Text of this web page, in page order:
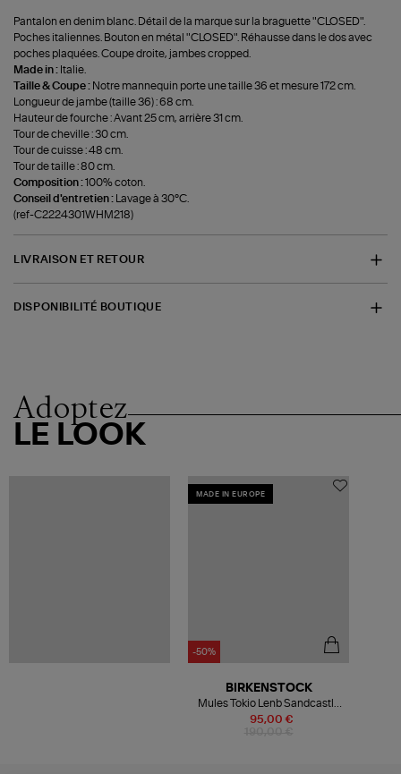
Pantalon en denim blanc. Détail de la marque sur la braguette "CLOSED".
Poches italiennes. Bouton en métal "CLOSED". Réhausse dans le dos avec
poches plaquées. Coupe droite, jambes cropped.
Made in : Italie.
Taille & Coupe : Notre mannequin porte une taille 36 et mesure 172 cm.
Longueur de jambe (taille 36) : 68 cm.
Hauteur de fourche : Avant 25 cm, arrière 31 cm.
Tour de cheville : 30 cm.
Tour de cuisse : 48 cm.
Tour de taille : 80 cm.
Composition :100% coton.
Conseil d'entretien :
Lavage à 30°C.
(ref-C2224301WHM218)
LIVRAISON ET RETOUR
DISPONIBILITÉ BOUTIQUE
Adoptez
LE LOOK
MADE IN EUROPE
-50%
95,00 €
BIRKENSTOCK
Mules Tokio Lenb Sandcastle
Hex